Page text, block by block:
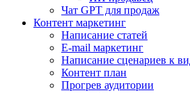
Чат GPT для продаж
Контент маркетинг
Написание статей
E-mail маркетинг
Написание сценариев к
Контент план
Прогрев аудитории